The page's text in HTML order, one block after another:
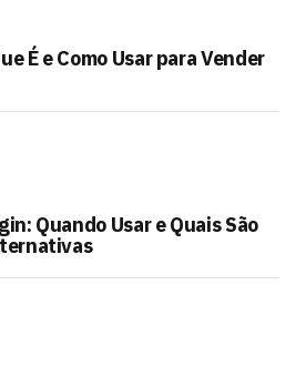
É e Como Usar para Vender
Quando Usar e Quais São